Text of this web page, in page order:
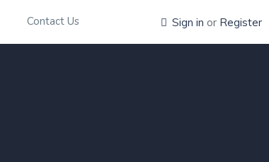
Contact Us Sign in or Register